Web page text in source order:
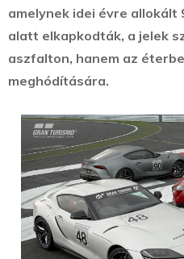
amelynek idei évre
alatt elkapkodták, a jelek
aszfalton, hanem az
meghódítására.